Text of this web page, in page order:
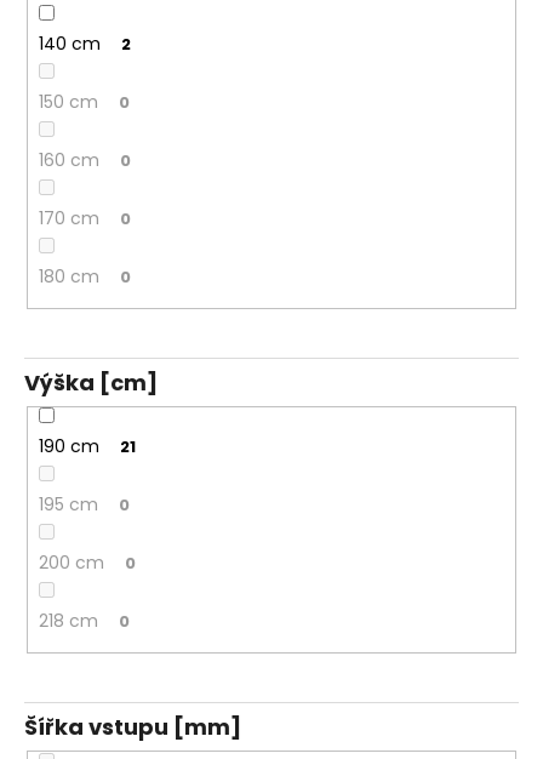
140 cm 2
150 cm 0
160 cm 0
170 cm 0
180 cm 0
Výška [cm]
190 cm 21
195 cm 0
200 cm 0
218 cm 0
Šířka vstupu [mm]